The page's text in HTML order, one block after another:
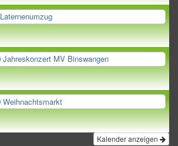
Laternenumzug
Jahreskonzert MV Binswangen
Weihnachtsmarkt
Kalender anzeigen